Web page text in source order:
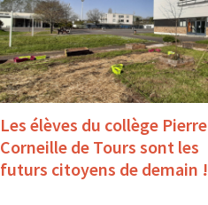
Les élèves du collège Pierre
Corneille de Tours sont les
futurs citoyens de demain !